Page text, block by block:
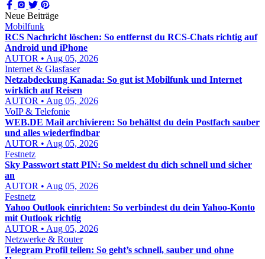
Neue Beiträge
Mobilfunk
RCS Nachricht löschen: So entfernst du RCS-Chats richtig auf
Android und iPhone
AUTOR • Aug 05, 2026
Internet & Glasfaser
Netzabdeckung Kanada: So gut ist Mobilfunk und Internet
wirklich auf Reisen
AUTOR • Aug 05, 2026
VoIP & Telefonie
WEB.DE Mail archivieren: So behältst du dein Postfach sauber
und alles wiederfindbar
AUTOR • Aug 05, 2026
Festnetz
Sky Passwort statt PIN: So meldest du dich schnell und sicher
an
AUTOR • Aug 05, 2026
Festnetz
Yahoo Outlook einrichten: So verbindest du dein Yahoo-Konto
mit Outlook richtig
AUTOR • Aug 05, 2026
Netzwerke & Router
Telegram Profil teilen: So geht’s schnell, sauber und ohne